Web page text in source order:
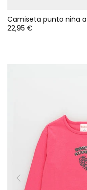
22,95 €